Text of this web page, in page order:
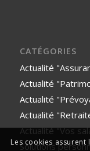
CATÉGORIES
Actualité
Actualité
Actualité
Actualité
Actualité "Vos
Solutions
Les cookies